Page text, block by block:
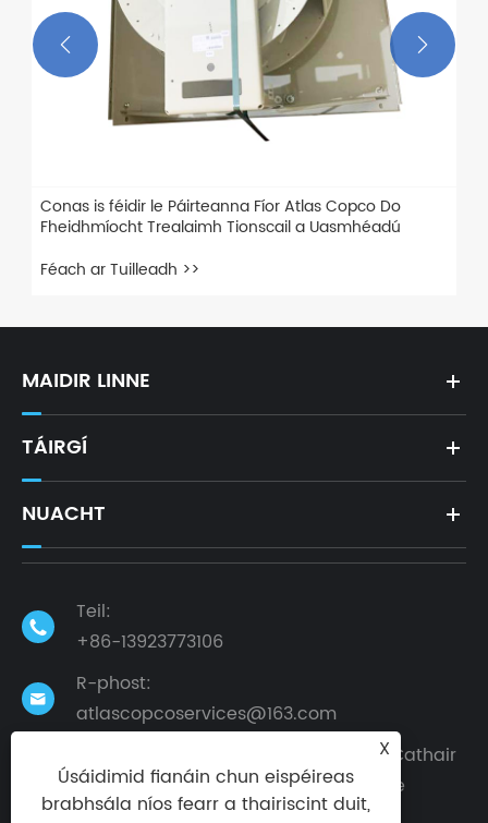
Conas is féidir le Páirteanna Fíor Atlas Copco Do
Fheidhmíocht Trealaimh Tionscail a Uasmhéadú
Féach ar Tuilleadh >>
 
MAIDIR LINNE
TÁIRGÍ
NUACHT

Teil:
+86-13923773106

R-phost:
atlascopcoservices@163.com
Seoladh: Bóthar Thuaidh Bainishan, Cathair
Dalingshan, Cathair Dongguan, Cúige
Guangdong, an tSín
X
Úsáidimid fianáin chun eispéireas
brabhsála níos fearr a thairiscint duit,